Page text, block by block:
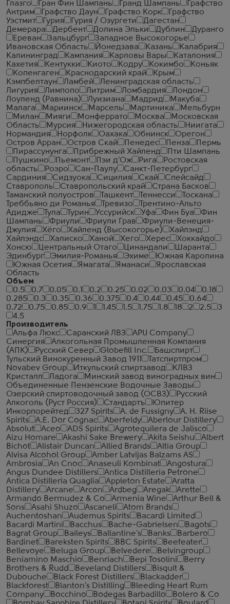
Глазго
Гран Фин Шампань Гранд Шампань
Графство
Антрим
Графство Даун Графство Корк
Графство
Уэстмит
Гурия Гурия / Озургети
Дагестан
Демерара
Дербент Долина Эльки Дублин
Дуранго
Ереван
Зальцбург
Западное Высокогорье
Ивановская Область
Йонедзава Казань
Калабрия
Калининград
Кампания Карловы Вары
Каталония
Кахетия
Кентукки Киото Кодру Кокимбо
Коньяк
Копенгаген
Краснодарский край
Крым
Кэмпбелтаун
Ламбей
Ленинградская область
Лигурия
Лимпопо Литрим Ломбардия
Лондон
Лоуленд (Равнина)
Луизиана Мадрид
Макуба
Малага
Мариинск Марсель Мартиника
Мельбурн
Милан
Мияги Монферрато Москва
Московская
Область
Мурсия Нижегородская область
Ниигата
Нормандия
Норфолк Оахака Обнинск
Орегон
Остров Арран
Остров Скай Пенедес Пенза
Пермь
Пирассунунга
Прибрежный Хайленд
Пти Шампань
Пушкино
Пьемонт Пэи д'Ож Рига
Ростовская
область
Роэро Сан-Паулу
Санкт-Петербург
Сардиния
Сидзуока Сицилия Скай
Спейсайд
Ставрополь
Ставропольский край
Страна Басков
Таманский полуостров
Ташкент Теннесси
Тоскана
Треббьяно ди Романья
Тревизо
Трентино-Альто
Адидже
Тула Турин Уссурийск Уфа Фин Буа
Фин
Шампань
Фриули Фриули Грав
Фриули-Венеция-
Джулия
Хёго Хайленд (Высокогорье)
Хайлэнд
Хайлэндс
Халиско Ханой Хего Херес
Хоккайдо
Хонсю
Центральный Отаго Цинандали
Шаранта
Эдинбург
Эмилия-Романья Эхиме
Южная Каролина
Южная Осетия
Ямагата Яманаси
Ярославская
Область
Объем
0.5
0.7 0.05 0.1 0.2 0.25 0.02 0.03 0.04
0.18
0.285
0.3 0.35 0.36 0.375 0.4 0.44 0.45
0.64
0.72
0.75 0.85 0.9 1.45 1.5 1.75 1.8 18 2 2.5
3
4.5
Производитель
Альфа Люкс
Саранский ЛВЗ
APU Company
Синергия
Алкогольная Промышленная Компания
(АПК)
Русский Север Globefill Inc.
Башспирт
Тульский Винокуренный Завод 1911
Татспиртпром
Novabev Group
Иткульский спиртзавод
КЛВЗ
Кристалл
Ладога
Минский завод виноградных вин
Объединенные Пензенские Водочные Заводы
Озерский спиртоводочный завод (ОСВЗ)
Русский
Алкоголь (Руст Россия)
Стандартъ
Юпитер
Инкорпорейтед
327 Spirits A. de Fussigny
A. H. Riise
Spirits
A.E. Dor Cognac Aberfeldy
Aberlour Distillery
Absolut
Aceo ADS Spirits
Agrotequilera de Jalisco
Aizu Homare
Akashi Sake Brewery Akita Seishu
Albert
Bichot
Alistair Duncan Allied Brands
Altia Group
Alvisa Alcohol Group
Amber Latvijas Balzams AS
Ambrosia
An Cnoc Anaseuli Kombinat
Angostura
Angus Dundee Distillers
Antica Distilleria Petrone
Antica Distilleria Quaglia
Appleton Estate
Aratta
Distillery
Arcane Arcon Ardbeg Aregak
Arette
Armando Bermudez & Co
Armenia Wine
Arthur Bell &
Sons
Asahi Shuzo Ascaneli
Atom Brands
Auchentoshan
Audemus Spirits
Bacardi Limited
Bacardi Martini
Bacchus Bache-Gabrielsen
Bagots
Bagrat Group
Baileys Ballantine's Banks
Barbero
Bardinet
Bareksten Spirits BBC Spirits
Beefeater
Bellevoye
Beluga Group Belvedere
Belvingroup
Beniamino Maschio
Benriach Bepi Tosolini
Berry
Brothers & Rudd
Beveland Distillers
Bisquit &
Dubouche
Black Forest Distillers
Blackadder
Blackforest
Blanton's Distilling
Bleeding Heart Rum
Company
Bocchino Bodegas Barbadillo
Bolero & Co